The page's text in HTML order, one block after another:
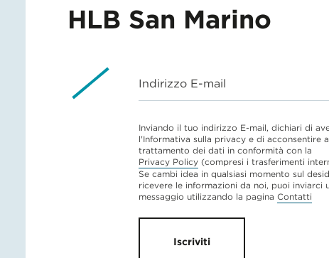
HLB San Marino
Indirizzo E-mail
Inviando il tuo indirizzo E-mail, dichiari di
l'Informativa sulla privacy e di acconsentire
trattamento dei dati in conformità con la
Privacy Policy (compresi i trasferimenti
Se cambi idea in qualsiasi momento sul
ricevere le informazioni da noi, puoi inviarci
messaggio utilizzando la pagina Contatti
Iscriviti